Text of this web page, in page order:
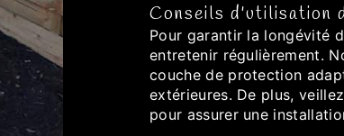
Conseils d'utilisation
Pour garantir la longévité
entretenir régulièrement.
couche de protection
extérieures. De plus,
pour assurer une